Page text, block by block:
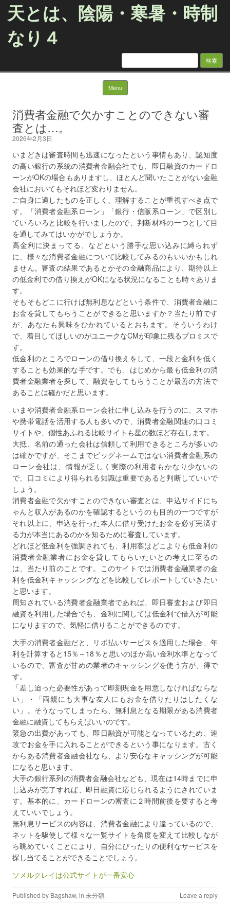
天とは、陰陽・寒暑・時制
なり４
検
Menu Skip to content
消費者金融で欠かすことのできない審
査とは…。
2026年2月3日
いまどきは審査時間も迅速になったという事情もあり、認知度
の高い銀行の系統の消費者金融会社でも、即日融資のカードロ
ーンがOKの場合もありますし、ほとんど聞いたことがない金融
会社においてもそれほど変わりません。
ご自身に適したものを正しく、理解することが重視すべき点で
す。「消費者金融系ローン」「銀行・信販系ローン」で区別し
ていろいろと比較を行いましたので、判断材料の一つとして目
を通してみてはいかがでしょうか。
高金利に決まってる、などという勝手な思い込みに縛られず
に、様々な消費者金融について比較してみるのもいいかもしれ
ません。審査の結果であるとかその金融商品により、期待以上
の低金利での借り換えがOKになる状況になることも時々ありま
す。
そもそもどこに行けば無利息などという条件で、消費者金融に
お金を貸してもらうことができると思いますか？当たり前です
が、あなたも興味をひかれているとおもます。そういうわけ
で、着目してほしいのがユニークなCMが印象に残るプロミスで
す。
低金利のところでローンの借り換えをして、一段と金利を低く
することも効果的な手です。でも、はじめから最も低金利の消
費者金融業者を探して、融資をしてもらうことが最善の方法で
あることは確かだと思います。
いまや消費者金融系ローン会社に申し込みを行うのに、スマホ
や携帯電話を活用する人も多いので、消費者金融関連の口コミ
サイトや、個性あふれる比較サイトも星の数ほど存在します。
大抵、名前の通った会社は信頼して利用できるところが多いの
は確かですが、そこまでビッグネームではない消費者金融系の
ローン会社は、情報が乏しく実際の利用者もかなり少ないの
で、口コミにより得られる知識は重要であると判断していいで
しょう。
消費者金融で欠かすことのできない審査とは、申込サイドにち
ゃんと収入があるのかを確認するというのも目的の一つですが
それ以上に、申込を行った本人に借り受けたお金を必ず完済す
る力が本当にあるのかを知るために審査しています。
どれほど低金利を強調されても、利用客はどこよりも低金利の
消費者金融業者にお金を貸してもらいたいとの考えに至るの
は、当たり前のことです。このサイトでは消費者金融業者の金
利を低金利キャッシングなどを比較してレポートしていきたい
と思います。
周知されている消費者金融業者であれば、即日審査および即日
融資を利用した場合でも、金利に関しては低金利で借入が可能
になりますので、気軽に借りることができるのです。
大手の消費者金融だと、リボ払いサービスを適用した場合、年
利を計算すると15％～18％と思いのほか高い金利水準となって
いるので、審査が甘めの業者のキャッシングを使う方が、得で
す。
「差し迫った必要性があって即刻現金を用意しなければならな
い」・「両親にも大事な友人にもお金を借りたりはしたくな
い」。そうなってしまったら、無利息となる期限がある消費者
金融に融資してもらえばいいのです。
緊急の出費があっても、即日融資が可能となっているため、速
攻でお金を手に入れることができるという事になります。古く
からある消費者金融会社なら、より安心なキャッシングが可能
になると思います。
大手の銀行系列の消費者金融会社なども、現在は14時までに申
し込みが完了すれば、即日融資に応じられるようにされていま
す。基本的に、カードローンの審査に２時間前後を要すると考
えていいでしょう。
無利息サービスの内容は、消費者金融により違っているので、
ネットを駆使して様々な一覧サイトを角度を変えて比較しなが
ら眺めていくことにより、自分にぴったりの便利なサービスを
探し当てることができることでしょう。
ソメルクレイは公式サイトが一番安心
Published by Bagshaw, in 未分類. Leave a reply